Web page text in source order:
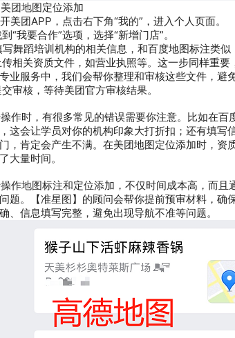
地图定位添加
团APP，点击右下角“我的”，进入个人页面。
我要合作”选项，选择“新增门店”。
蹈培训机构的相关信息，和百度地图标注类似
关资质文件，如营业执照等。这一步同样重要
业服务中，我们会帮你整理和审核这些文件，避
核，等待美团官方审核结果。
时，有很多常见的错误需要你注意。比如在百
这会让学员对你的机构印象大打折扣；还有填
，肯定会产生不满。在美团地图定位添加时，资
大量时间。
地图标注和定位添加，不仅时间成本高，而且
题。【准星图】的顾问会帮你提前预审材料，确
、信息填写完整，避免出现导航不准等问题。